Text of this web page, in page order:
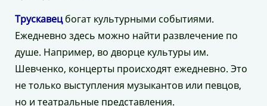
Трускавецбогат культурными событиями.
Ежедневно здесь можно найти развлечение по
душе. Например, во дворце культуры им.
Шевченко, концерты происходят ежедневно. Это
не только выступления музыкантов или певцов,
но и театральные представления.